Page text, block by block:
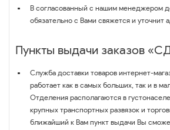
В согласованный с нашим менеджером
обязательно с Вами свяжется и уточнит
Пункты выдачи заказов
Служба доставки товаров интернет-
работает как в самых больших, так и в
Отделения располагаются в
крупных транспортных развязок и
ближайший к Вам пункт выдачи Вы